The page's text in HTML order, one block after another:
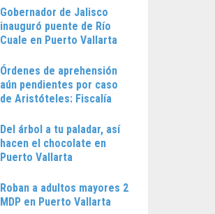
Gobernador de Jalisco
inauguró puente de Río
Cuale en Puerto Vallarta
Órdenes de aprehensión
aún pendientes por caso
de Aristóteles: Fiscalía
Del árbol a tu paladar, así
hacen el chocolate en
Puerto Vallarta
Roban a adultos mayores 2
MDP en Puerto Vallarta